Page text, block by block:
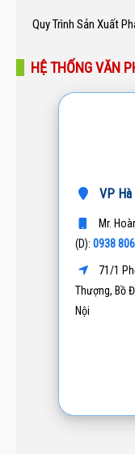
Quy Trình Sản Xuất
HỆ THỐNG VĂN
VP Hà
Mr.
(D): 0938
71/1
Thượng, Bồ
Nội